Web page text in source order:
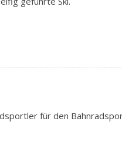
für den